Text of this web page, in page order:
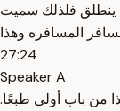
ينطلق فلذلك سميت
المسافره وهذا
27:24
Speaker A
من باب أولى طبعًا.